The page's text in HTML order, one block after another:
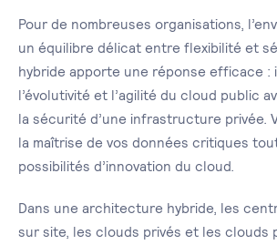
Pour de nombreuses organisations,
un équilibre délicat entre flexibilité et
hybride apporte une réponse efficace :
l’évolutivité et l’agilité du cloud public
la sécurité d’une infrastructure privée.
la maîtrise de vos données critiques
possibilités d’innovation du cloud.
Dans une architecture hybride, les
sur site, les clouds privés et les clouds